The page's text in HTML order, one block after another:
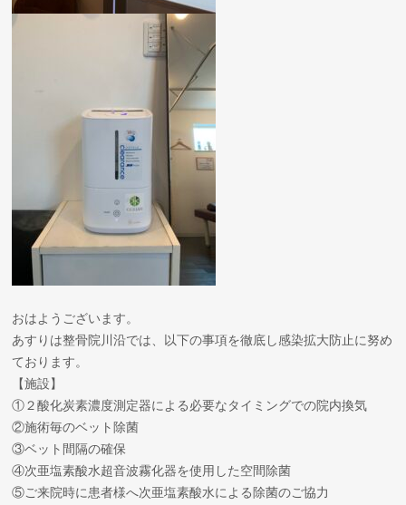
おはようございます。
あすりは整骨院川沿では、以下の事項を徹底し感染拡大防止に努め
ております。
【施設】
①２酸化炭素濃度測定器による必要なタイミングでの院内換気
②施術毎のベット除菌
③ベット間隔の確保
④次亜塩素酸水超音波霧化器を使用した空間除菌
⑤ご来院時に患者様へ次亜塩素酸水による除菌のご協力